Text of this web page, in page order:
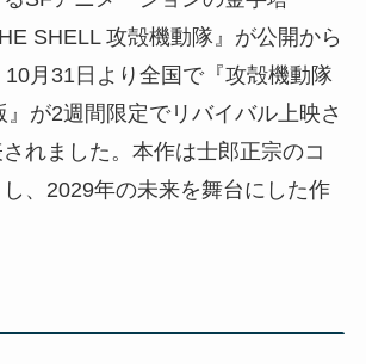
SHELL 攻殻機動隊』が公開から
月31日より全国で『攻殻機動隊
が2週間限定でリバイバル上映さ
れました。本作は士郎正宗のコ
、2029年の未来を舞台にした作